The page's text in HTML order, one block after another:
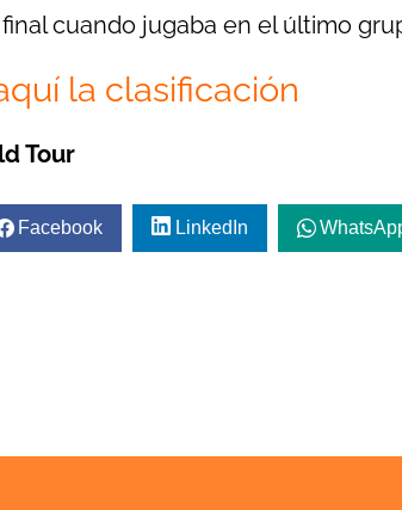
cuando jugaba en el último
la clasificación
Tour
Facebook LinkedIn